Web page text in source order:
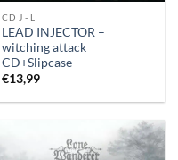
CD J - L
LEAD INJECTOR –
witching attack
CD+Slipcase
€13,99